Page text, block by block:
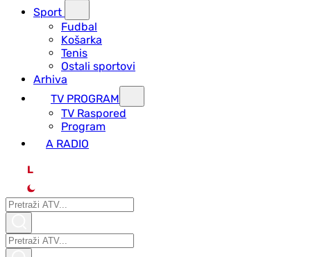
Sport
Fudbal
Košarka
Tenis
Ostali sportovi
Arhiva
TV PROGRAM
ТV Raspored
Program
A RADIO
L